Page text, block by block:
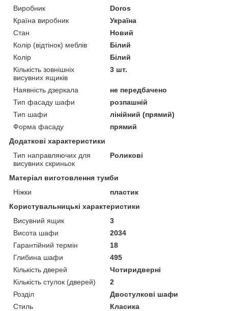
Виробник
Doros
Країна виробник
Україна
Стан
Новий
Колір (відтінок) меблів
Білий
Колір
Білий
Кількість зовнішніх
висувних ящиків
3 шт.
Наявність дзеркала
не передбачено
Тип фасаду шафи
розпашній
Тип шафи
лінійний (прямий)
Форма фасаду
прямий
Додаткові характеристики
Тип направляючих для
висувних скриньок
Роликові
Матеріал виготовлення тумби
Ніжки
пластик
Користувальницькі характеристики
Висувний ящик
3
Висота шафи
2034
Гарантійний термін
18
Глибина шафи
495
Кількість дверей
Чотиридверні
Кількість стулок (дверей)
2
Розділ
Двостулкові шафи
Стиль
Класика